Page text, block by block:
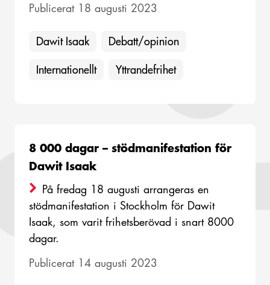
Publicerat 18 augusti 2023
Dawit Isaak Debatt/opinion
Internationellt Yttrandefrihet
8 000 dagar – stödmanifestation för
Dawit Isaak
På fredag 18 augusti arrangeras en
stödmanifestation i Stockholm för Dawit
Isaak, som varit frihetsberövad i snart 8000
dagar.
Publicerat 14 augusti 2023